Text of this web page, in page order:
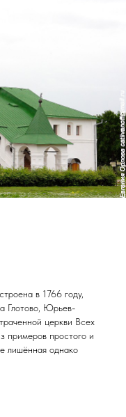
в 1766 году,
Глотово, Юрьев-
церкви Всех
примеров простого и
лишённая однако